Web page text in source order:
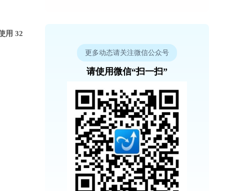
用 32
更多动态请关注微信公众号
请使用微信“扫一扫”